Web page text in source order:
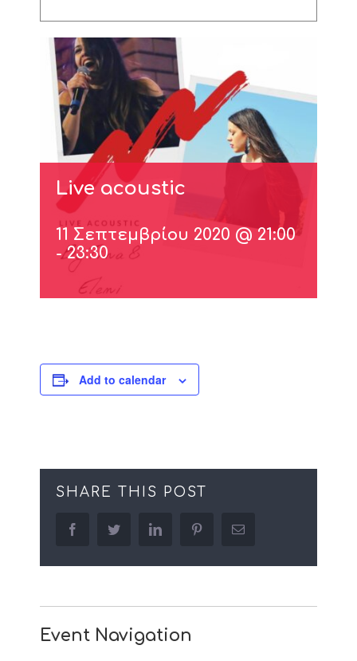
Live acoustic
11 Σεπτεμβρίου 2020 @ 21:00
-23:30
Add to calendar
SHARE THIS POST
facebooktwitter linkedin pinterestEmail
Event Navigation